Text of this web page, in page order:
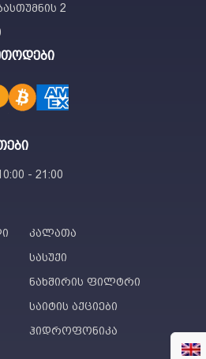
2
- 21:00
კალათა
სასუქი
ნახშირის ფილტრი
საიტის აქციები
ჰიდროფონიკა